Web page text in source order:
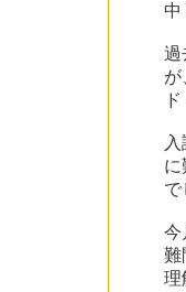
中
過
が
に
で
今
難
理